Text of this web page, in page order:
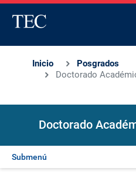
Inicio
Posgrados
Doctorado
Doctorado
Submenú